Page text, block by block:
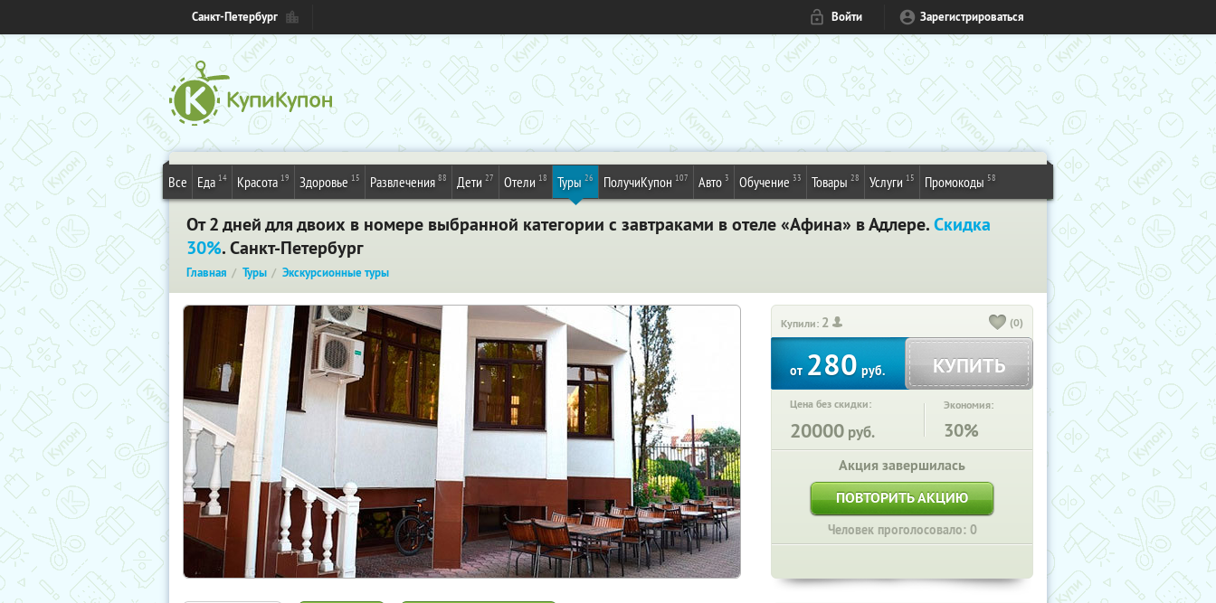
Санкт-Петербург Войти Зарегистрироваться
Все Еда 14 Красота 19 Здоровье 15 Развлечения 88 Дети 27 Отели 18 Туры 26 ПолучиКупон 107 Авто 3 Обучение 33 Товары 28 Услуги 15 Промокоды 58
От 2 дней для двоих в номере выбранной категории с завтраками в отеле «Афина» в Адлере.Скидка
30%. Санкт-Петербург
Главная Туры Экскурсионные туры
Купили: 2 (0)
от280руб. КУПИТЬ
Цена без скидки:
20000 руб.
Экономия:
30%
Акция завершилась
ПОВТОРИТЬ АКЦИЮ
Человек проголосовало: 0